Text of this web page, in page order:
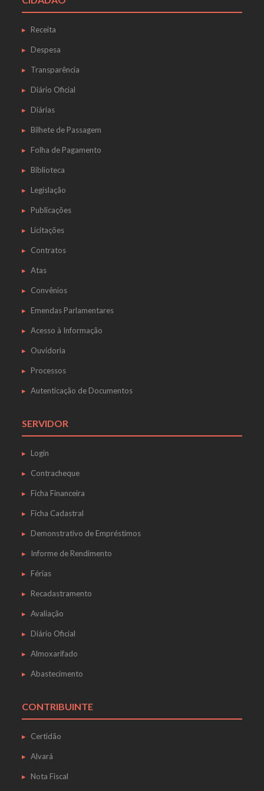
Receita
Despesa
Transparência
Diário Oficial
Diárias
Bilhete de Passagem
Folha de Pagamento
Biblioteca
Legislação
Publicações
Licitações
Contratos
Atas
Convênios
Emendas Parlamentares
Acesso à Informação
Ouvidoria
Processos
Autenticação de Documentos
SERVIDOR
Login
Contracheque
Ficha Financeira
Ficha Cadastral
Demonstrativo de Empréstimos
Informe de Rendimento
Férias
Recadastramento
Avaliação
Diário Oficial
Almoxarifado
Abastecimento
CONTRIBUINTE
Certidão
Alvará
Nota Fiscal